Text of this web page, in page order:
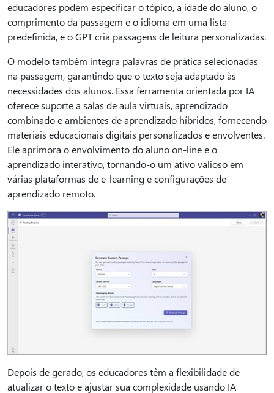
educadores podem especificar o tópico, a idade do aluno, o
comprimento da passagem e o idioma em uma lista
predefinida, e o GPT cria passagens de leitura personalizadas.
O modelo também integra palavras de prática selecionadas
na passagem, garantindo que o texto seja adaptado às
necessidades dos alunos. Essa ferramenta orientada por IA
oferece suporte a salas de aula virtuais, aprendizado
combinado e ambientes de aprendizado híbridos, fornecendo
materiais educacionais digitais personalizados e envolventes.
Ele aprimora o envolvimento do aluno on-line e o
aprendizado interativo, tornando-o um ativo valioso em
várias plataformas de e-learning e configurações de
aprendizado remoto.
Depois de gerado, os educadores têm a flexibilidade de
atualizar o texto e ajustar sua complexidade usando IA